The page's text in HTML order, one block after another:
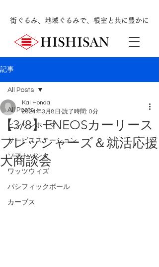
街ぐるみ、地域ぐるみで、根室と共に豊かに
記事
All Posts
ヒシサンホーマ
サービスステーション
ソフトバンク
ワッツウィズ
パシフィックボール
カーブス
All Posts
【3/8】ENEOSカーリース
フレッシャーズ＆就活応援
大商談会
Kai Honda
2024年3月8日 読了時間: 0分